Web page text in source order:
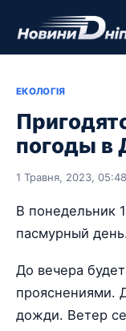
ЕКОЛОГІЯ
погоды в
1 Травня, 2023, 05:48
В понедельник
пасмурный
До вечера
прояснениями.
дожди. Ветер